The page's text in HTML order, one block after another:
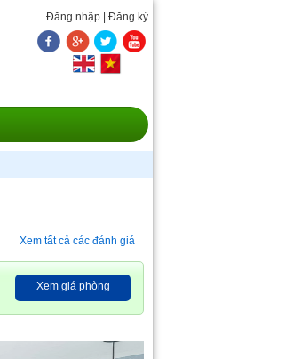
Đăng nhập Đăng ký
Xem tất cả các đánh giá
Xem giá phòng